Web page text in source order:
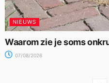
NIEUWS
Waarom zie je soms
07/08/2026